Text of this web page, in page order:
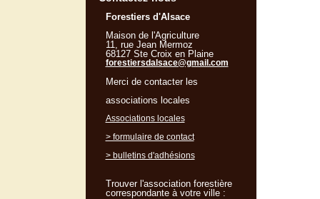
Forestiers d'Alsace
Maison de l'Agriculture
11, rue Jean Mermoz
68127 Ste Croix en Plaine
forestiersdalsace@gmail.com
Merci de contacter les
associations locales
Associations locales
> formulaire de contact
> bulletins d'adhésions
Trouver l'association forestière
correspondante à votre ville :